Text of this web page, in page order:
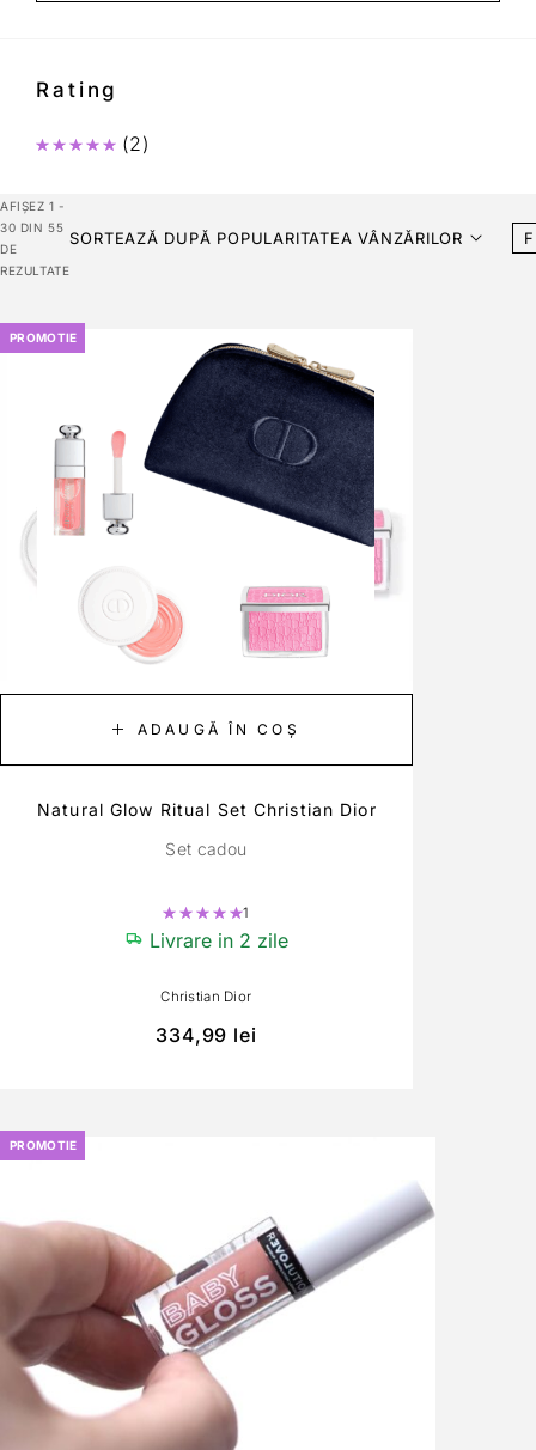
Rating
Evaluat la
(2)
AFIȘEZ 1 -
30 DIN 55
DE
REZULTATE
SORTEAZĂ DUPĂ POPULARITATEA VÂNZĂRILOR
PROMOTIE
ADAUGĂ ÎN COȘ
Natural Glow Ritual Set Christian Dior
Set cadou
Evaluat la
1
Livrare in 2 zile
Christian Dior
334,99 lei
PROMOTIE